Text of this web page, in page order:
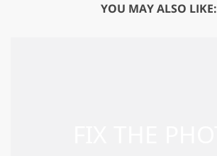
YOU MAY ALSO LIKE: